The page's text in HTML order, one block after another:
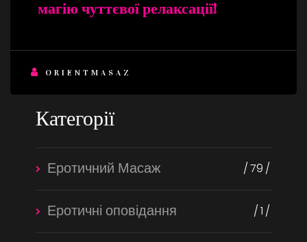
магію чуттєвої релаксації!
ORIENTMASAZ
Категорії
Еротичний Масаж 79
Еротичні оповідання 1